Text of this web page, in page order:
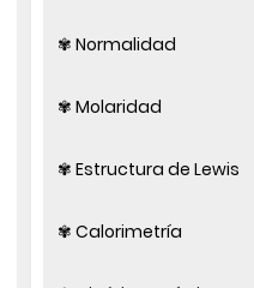
✾ Normalidad
✾ Molaridad
✾ Estructura de Lewis
✾ Calorimetría